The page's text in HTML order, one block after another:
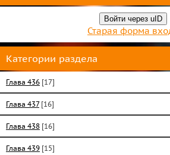
Войти через uID
Старая форма
Категории раздела
Глава 436 [17]
Глава 437 [16]
Глава 438 [16]
Глава 439 [15]